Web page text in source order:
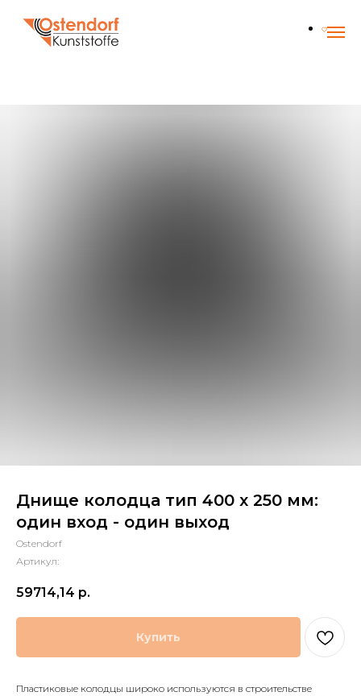
Днище колодца тип 400 х 250 мм:
один вход - один выход
Ostendorf
Артикул:
59714,14 р.
Купить
Пластиковые колодцы широко используются в строительстве